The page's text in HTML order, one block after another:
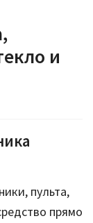
и
пульта,
прямо